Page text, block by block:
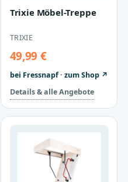
Trixie Möbel-Treppe
TRIXIE
49,99 €
bei Fressnapf · zum Shop ↗
Details & alle Angebote